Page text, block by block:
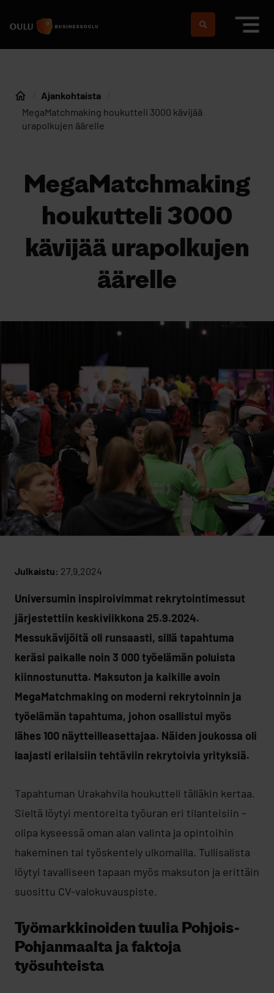
Etusivulle
Suomeksi
In english
Etusivu
Ajankohtaista
MegaMatchmaking houkutteli 3000 kävijää
urapolkujen äärelle
MegaMatchmaking
houkutteli 3000
kävijää urapolkujen
äärelle
Julkaistu: 27.9.2024
Universumin inspiroivimmat rekrytointimessut
järjestettiin keskiviikkona 25.9.2024.
Messukävijöitä oli runsaasti, sillä tapahtuma
keräsi paikalle noin 3 000 työelämän poluista
kiinnostunutta. Maksuton ja kaikille avoin
MegaMatchmaking on moderni rekrytoinnin ja
työelämän tapahtuma, johon osallistui myös
lähes 100 näytteilleasettajaa. Näiden joukossa oli
laajasti erilaisiin tehtäviin rekrytoivia yrityksiä.
Tapahtuman Urakahvila houkutteli tälläkin kertaa.
Sieltä löytyi mentoreita työuran eri tilanteisiin –
olipa kyseessä oman alan valinta ja opintoihin
hakeminen tai työskentely ulkomailla. Tullisalista
löytyi tavalliseen tapaan myös maksuton ja erittäin
suosittu CV-valokuvauspiste.
Työmarkkinoiden tuulia Pohjois-
Pohjanmaalta ja faktoja
työsuhteista